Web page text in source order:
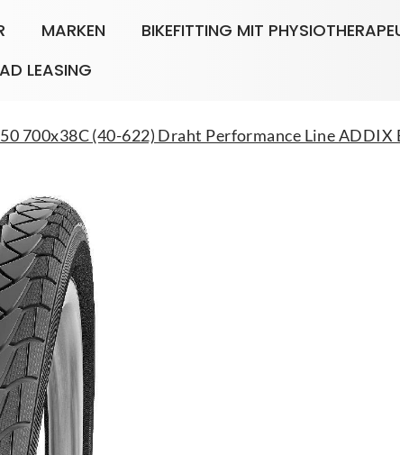
MARKEN BIKEFITTING MIT
LEASING
700x38C (40-622) Draht Performance Line ADDIX